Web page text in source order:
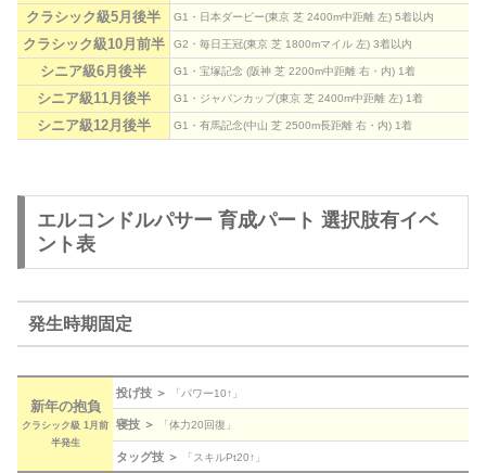
クラシック級5月後半 G1・日本ダービー(東京 芝 2400m中距離 左) 5着以内
クラシック級10月前半 G2・毎日王冠(東京 芝 1800mマイル 左) 3着以内
シニア級6月後半 G1・宝塚記念 (阪神 芝 2200m中距離 右・内) 1着
シニア級11月後半 G1・ジャパンカップ(東京 芝 2400m中距離 左) 1着
シニア級12月後半 G1・有馬記念(中山 芝 2500m長距離 右・内) 1着
エルコンドルパサー 育成パート 選択肢有イベ
ント表
発生時期固定
新年の抱負
クラシック級 1月前
半発生
投げ技 ＞ 「パワー10↑」
寝技 ＞ 「体力20回復」
タッグ技 ＞ 「スキルPt20↑」